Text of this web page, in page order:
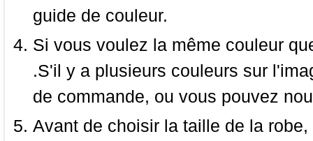
guide de couleur.
Si vous voulez la même couleur
.S'il y a plusieurs couleurs sur
de commande, ou vous pouvez
Avant de choisir la taille de la